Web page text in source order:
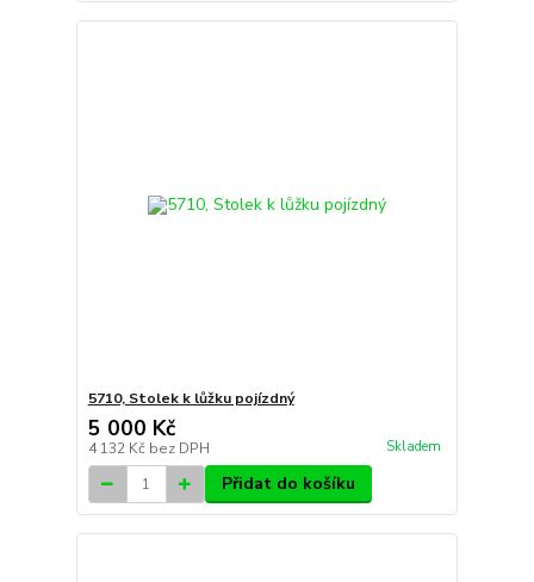
5710, Stolek k lůžku pojízdný
5 000 Kč
4 132 Kč bez DPH Skladem
Přidat do košíku